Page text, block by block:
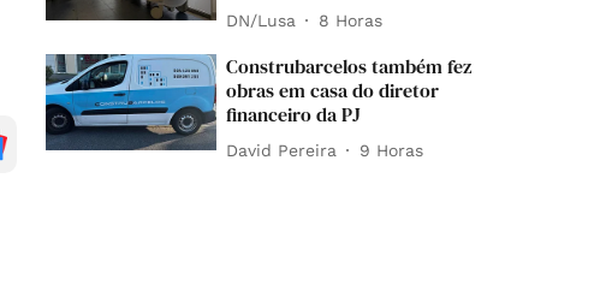
DN/Lusa 8 Horas
Construbarcelos também fez
obras em casa do diretor
financeiro da PJ
David Pereira 9 Horas